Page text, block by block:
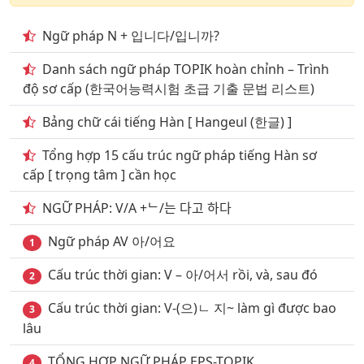
24 . Chủ đề động từ thường dùng phần 9
25 . Giao thông vận tải đường bộ
26. Giao thông vận tải đường hàng không
27. Giao thông vận tải đường sắt
28. Giao thông vận tải đường thủy phần 1
29. Giao thông vận tải đường thủy phần 2
30. Chủ đề khách sạn nhà nghỉ
31. Ký hiệu biển báo Giao thông phần 1
32. Ký hiệu biển báo Giao thông phần 2
33. Chủ đề Những loại trái cây
34. Chủ đề quan hệ gia đình & họ hàng
Ngữ pháp N + 입니다/입니까?
Danh sách ngữ pháp TOPIK hoàn chỉnh – Trình
độ sơ cấp (한국어능력시험 초급 기출 문법 리스트)
Bảng chữ cái tiếng Hàn [ Hangeul (한글) ]
Tổng hợp 15 cấu trúc ngữ pháp tiếng Hàn sơ
cấp [ trọng tâm ] cần học
NGỮ PHÁP: V/A +ᄂ/는 다고 하다
1 Ngữ pháp AV 아/어요
2 Cấu trúc thời gian: V – 아/어서 rồi, và, sau đó
3
Cấu trúc thời gian: V-(으)ㄴ 지~ làm gì được bao
lâu